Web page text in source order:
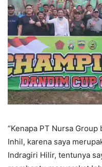
“Kenapa PT Nursa
Inhil, karena saya
Indragiri Hilir, tentunya